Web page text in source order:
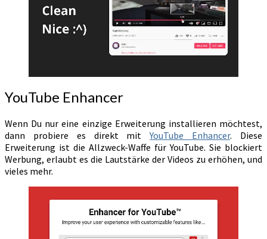
YouTube Enhancer
Wenn Du nur eine einzige Erweiterung installieren möchtest,
dann probiere es direkt mitYouTube Enhancer. Diese
Erweiterung ist die Allzweck-Waffe für YouTube. Sie blockiert
Werbung, erlaubt es die Lautstärke der Videos zu erhöhen, und
vieles mehr.